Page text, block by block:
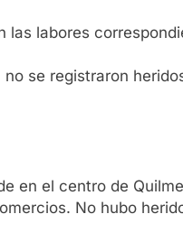
labores
se registraron
en el centro de
No hubo